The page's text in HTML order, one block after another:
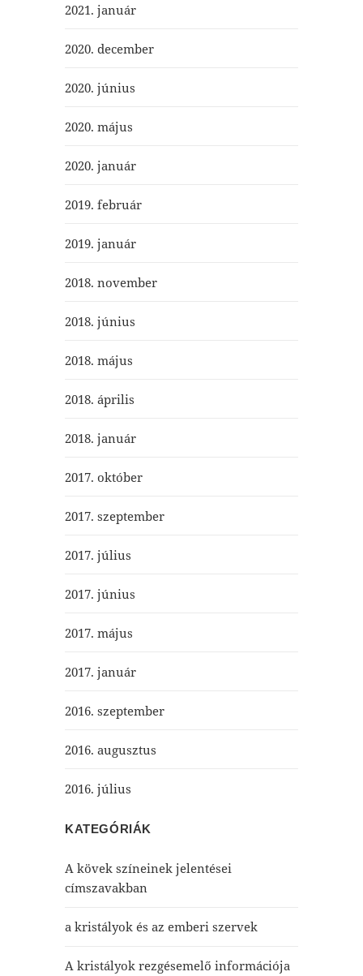
2021. január
2020. december
2020. június
2020. május
2020. január
2019. február
2019. január
2018. november
2018. június
2018. május
2018. április
2018. január
2017. október
2017. szeptember
2017. július
2017. június
2017. május
2017. január
2016. szeptember
2016. augusztus
2016. július
KATEGÓRIÁK
A kövek színeinek jelentései
címszavakban
a kristályok és az emberi szervek
A kristályok rezgésemelő információja